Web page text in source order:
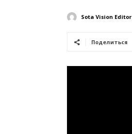
Sota Vision Editor
Поделиться